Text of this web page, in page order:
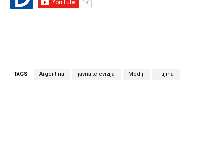
TAGS Argentina javna televizija Mediji Tujina